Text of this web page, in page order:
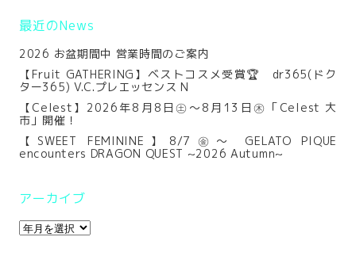
最近のNews
2026 お盆期間中 営業時間のご案内
【Fruit GATHERING】ベストコスメ受賞🏆 dr365(ドク
ター365) V.C.プレエッセンス N
【Celest】2026年8月8日㊏～8月13日㊍「Celest 大
市」開催！
【SWEET FEMININE】8/7㊎～ GELATO PIQUE
encounters DRAGON QUEST ~2026 Autumn~
アーカイブ